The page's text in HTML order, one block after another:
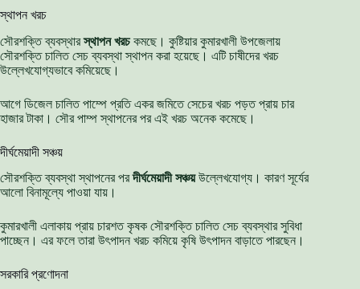
স্থাপন খরচ
সৌরশক্তি ব্যবস্থারস্থাপন খরচকমছে। কুষ্টিয়ার কুমারখালী উপজেলায়
সৌরশক্তি চালিত সেচ ব্যবস্থা স্থাপন করা হয়েছে। এটি চাষীদের খরচ
উল্লেখযোগ্যভাবে কমিয়েছে।
আগে ডিজেল চালিত পাম্পে প্রতি একর জমিতে সেচের খরচ পড়ত প্রায় চার
হাজার টাকা। সৌর পাম্প স্থাপনের পর এই খরচ অনেক কমেছে।
দীর্ঘমেয়াদী সঞ্চয়
সৌরশক্তি ব্যবস্থা স্থাপনের পরদীর্ঘমেয়াদী সঞ্চয়উল্লেখযোগ্য। কারণ সূর্যের
আলো বিনামূল্যে পাওয়া যায়।
কুমারখালী এলাকায় প্রায় চারশত কৃষক সৌরশক্তি চালিত সেচ ব্যবস্থার সুবিধা
পাচ্ছেন। এর ফলে তারা উৎপাদন খরচ কমিয়ে কৃষি উৎপাদন বাড়াতে পারছেন।
সরকারি প্রণোদনা